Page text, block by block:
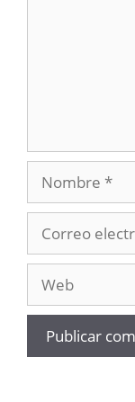
Nombre
electrónico